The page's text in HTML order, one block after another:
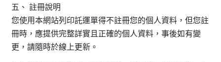
五、 註冊說明
您使用本網站列印託運單得不註冊您的個人資料，但您註
冊時，應提供完整詳實且正確的個人資料，事後如有變
更，請隨時於線上更新。